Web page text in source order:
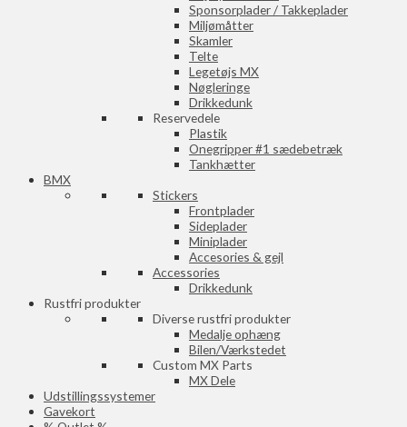
Sponsorplader / Takkeplader
Miljømåtter
Skamler
Telte
Legetøjs MX
Nøgleringe
Drikkedunk
Reservedele
Plastik
Onegripper #1 sædebetræk
Tankhætter
BMX
Stickers
Frontplader
Sideplader
Miniplader
Accesories & gejl
Accessories
Drikkedunk
Rustfri produkter
Diverse rustfri produkter
Medalje ophæng
Bilen/Værkstedet
Custom MX Parts
MX Dele
Udstillingssystemer
Gavekort